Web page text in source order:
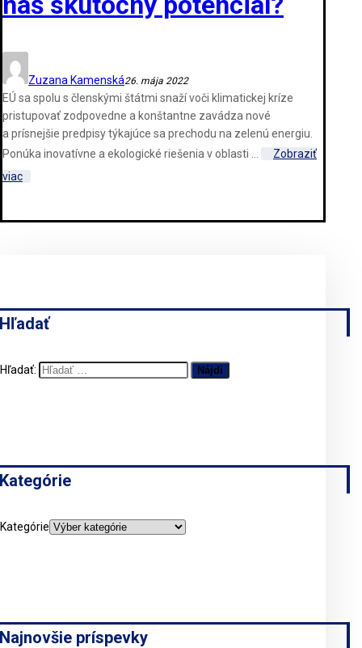
Zuzana Kamenská26. mája 2022
EÚ sa spolu s členskými štátmi snaží voči klimatickej kríze
pristupovať zodpovedne a konštantne zavádza nové
a prísnejšie predpisy týkajúce sa prechodu na zelenú energiu.
Ponúka inovatívne a ekologické riešenia v oblasti ...
Zobraziť
viac
Hľadať
Hľadať:
Kategórie
Kategórie
Najnovšie príspevky